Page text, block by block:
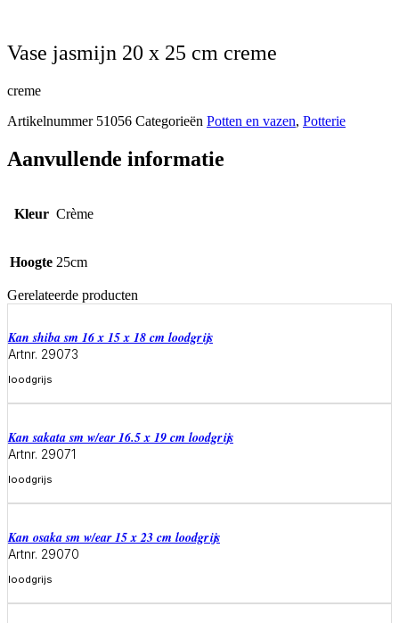
vase jasmijn 20 x 25 cm creme
creme
Artikelnummer 51056 Categorieën Potten en vazen, Potterie
Aanvullende informatie
Kleur Crème
Hoogte 25cm
Gerelateerde producten
Kan shiba sm 16 x 15 x 18 cm loodgrijs
Artnr. 29073
loodgrijs
Meer informatie
Kan sakata sm w/ear 16.5 x 19 cm loodgrijs
Artnr. 29071
loodgrijs
Meer informatie
Kan osaka sm w/ear 15 x 23 cm loodgrijs
Artnr. 29070
loodgrijs
Meer informatie